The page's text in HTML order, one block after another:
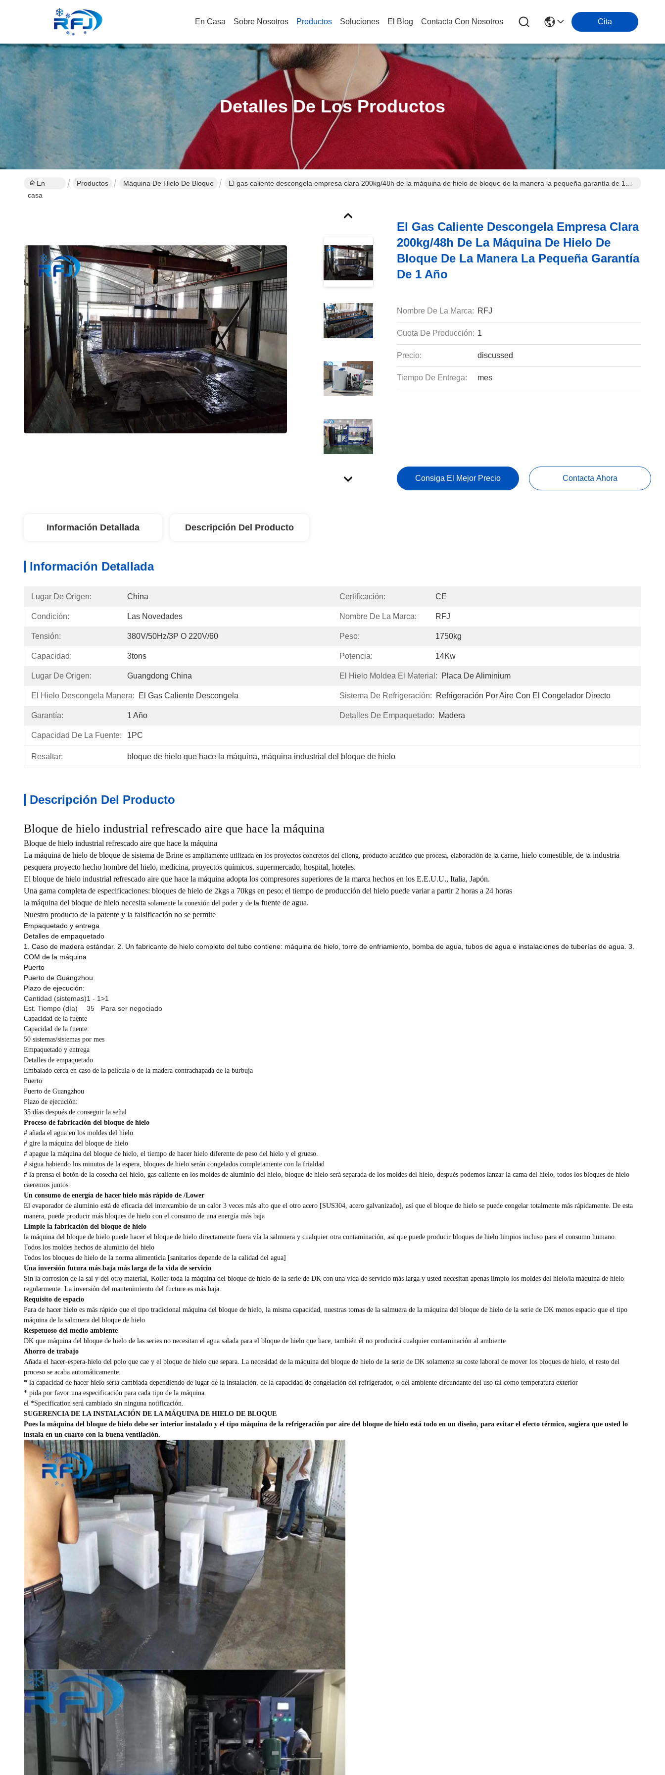
En Casa Sobre Nosotros Productos Soluciones El Blog Contacta Con Nosotros Cita
Detalles De Los Productos
En
casa
Productos Máquina De Hielo De Bloque
El gas caliente descongela empresa clara 200kg/48h de la máquina de hielo de bloque de la manera la pequeña garantía de 1
El Gas Caliente Descongela Empresa Clara
200kg/48h De La Máquina De Hielo De
Bloque De La Manera La Pequeña Garantía
De 1 Año
Nombre De La Marca: RFJ
Cuota De Producción: 1
Precio: discussed
Tiempo De Entrega: mes
Consiga El Mejor Precio Contacta Ahora
Información Detallada Descripción Del Producto
Información Detallada
Lugar De Origen: China Certificación: CE
Condición: Las Novedades Nombre De La Marca: RFJ
Tensión: 380V/50Hz/3P O 220V/60 Peso: 1750kg
Capacidad: 3tons Potencia: 14Kw
Lugar De Origen: Guangdong China El Hielo Moldea El Material: Placa De Aliminium
El Hielo Descongela Manera: El Gas Caliente Descongela Sistema De Refrigeración: Refrigeración Por Aire Con El Congelador Directo
Garantía: 1 Año Detalles De Empaquetado: Madera
Capacidad De La Fuente: 1PC
Resaltar: bloque de hielo que hace la máquina, máquina industrial del bloque de hielo
Descripción Del Producto
Bloque de hielo industrial refrescado aire que hace la máquina
Bloque de hielo industrial refrescado aire que hace la máquina
La máquina de hielo de bloque de sistema de Brine es ampliamente utilizada en los proyectos concretos del cllong, producto acuático que procesa, elaboración de la carne, hielo comestible, de la industria
pesquera proyecto hecho hombre del hielo, medicina, proyectos químicos, supermercado, hospital, hoteles.
El bloque de hielo industrial refrescado aire que hace la máquina adopta los compresores superiores de la marca hechos en los E.E.U.U., Italia, Japón.
Una gama completa de especificaciones: bloques de hielo de 2kgs a 70kgs en peso; el tiempo de producción del hielo puede variar a partir 2 horas a 24 horas
la máquina del bloque de hielo necesita solamente la conexión del poder y de la fuente de agua.
Nuestro producto de la patente y la falsificación no se permite
Empaquetado y entrega
Detalles de empaquetado
1. Caso de madera estándar. 2. Un fabricante de hielo completo del tubo contiene: máquina de hielo, torre de enfriamiento, bomba de agua, tubos de agua e instalaciones de tuberías de agua. 3.
COM de la máquina
Puerto
Puerto de Guangzhou
Plazo de ejecución:
Cantidad (sistemas)1 - 1>1
Est. Tiempo (día)
35 Para ser negociado
Capacidad de la fuente
Capacidad de la fuente:
50 sistemas/sistemas por mes
Empaquetado y entrega
Detalles de empaquetado
Embalado cerca en caso de la película o de la madera contrachapada de la burbuja
Puerto
Puerto de Guangzhou
Plazo de ejecución:
35 días después de conseguir la señal
Proceso de fabricación del bloque de hielo
# añada el agua en los moldes del hielo.
# gire la máquina del bloque de hielo
# apague la máquina del bloque de hielo, el tiempo de hacer hielo diferente de peso del hielo y el grueso.
# sigua habiendo los minutos de la espera, bloques de hielo serán congelados completamente con la frialdad
# la prensa el botón de la cosecha del hielo, gas caliente en los moldes de aluminio del hielo, bloque de hielo será separada de los moldes del hielo, después podemos lanzar la cama del hielo, todos los bloques de hielo
caeremos juntos.
Un consumo de energía de hacer hielo más rápido de /Lower
El evaporador de aluminio está de eficacia del intercambio de un calor 3 veces más alto que el otro acero [SUS304, acero galvanizado], así que el bloque de hielo se puede congelar totalmente más rápidamente. De esta
manera, puede producir más bloques de hielo con el consumo de una energía más baja
Limpie la fabricación del bloque de hielo
la máquina del bloque de hielo puede hacer el bloque de hielo directamente fuera vía la salmuera y cualquier otra contaminación, así que puede producir bloques de hielo limpios incluso para el consumo humano.
Todos los moldes hechos de aluminio del hielo
Todos los bloques de hielo de la norma alimenticia [sanitarios depende de la calidad del agua]
Una inversión futura más baja más larga de la vida de servicio
Sin la corrosión de la sal y del otro material, Koller toda la máquina del bloque de hielo de la serie de DK con una vida de servicio más larga y usted necesitan apenas limpio los moldes del hielo/la máquina de hielo
regularmente. La inversión del mantenimiento del fucture es más baja.
Requisito de espacio
Para de hacer hielo es más rápido que el tipo tradicional máquina del bloque de hielo, la misma capacidad, nuestras tomas de la salmuera de la máquina del bloque de hielo de la serie de DK menos espacio que el tipo
máquina de la salmuera del bloque de hielo
Respetuoso del medio ambiente
DK que máquina del bloque de hielo de las series no necesitan el agua salada para el bloque de hielo que hace, también él no producirá cualquier contaminación al ambiente
Ahorro de trabajo
Añada el hacer-espera-hielo del polo que cae y el bloque de hielo que separa. La necesidad de la máquina del bloque de hielo de la serie de DK solamente su coste laboral de mover los bloques de hielo, el resto del
proceso se acaba automáticamente.
* la capacidad de hacer hielo sería cambiada dependiendo de lugar de la instalación, de la capacidad de congelación del refrigerador, o del ambiente circundante del uso tal como temperatura exterior
* pida por favor una especificación para cada tipo de la máquina.
el *Specification será cambiado sin ninguna notificación.
SUGERENCIA DE LA INSTALACIÓN DE LA MÁQUINA DE HIELO DE BLOQUE
Pues la máquina del bloque de hielo debe ser interior instalado y el tipo máquina de la refrigeración por aire del bloque de hielo está todo en un diseño, para evitar el efecto térmico, sugiera que usted lo
instala en un cuarto con la buena ventilación.